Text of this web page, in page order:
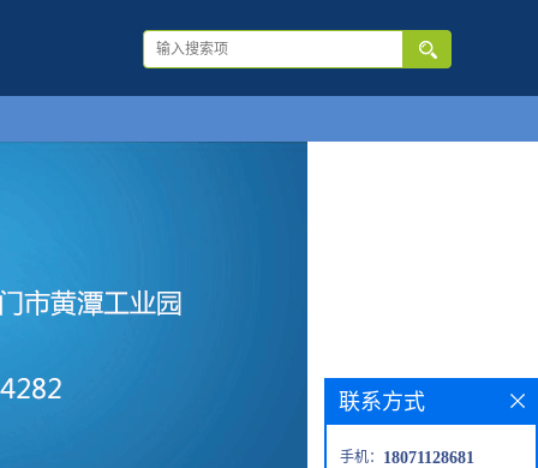
联系方式
手机： 18071128681